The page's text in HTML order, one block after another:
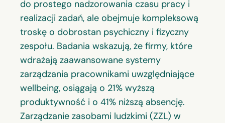
do prostego nadzorowania czasu pracy i
realizacji zadań, ale obejmuje kompleksową
troskę o dobrostan psychiczny i fizyczny
zespołu. Badania wskazują, że firmy, które
wdrażają zaawansowane systemy
zarządzania pracownikami uwzględniające
wellbeing, osiągają o 21% wyższą
produktywność i o 41% niższą absencję.
Zarządzanie zasobami ludzkimi (ZZL) w